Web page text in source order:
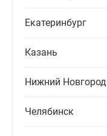
Екатеринбург
Казань
Нижний Новгород
Челябинск